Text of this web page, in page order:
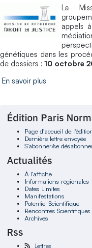
La
appels
génétiques dans les
de dossiers : 10 octobre
En savoir plus
Édition Paris
Page d'accueil de
Dernière lettre envoyée
S'abonner/se
Actualités
À l'affiche
Informations régionales
Dates Limites
Manifestations
Potentiel Scientifique
Rencontres Scientifiques
Archives
Rss
Lettres